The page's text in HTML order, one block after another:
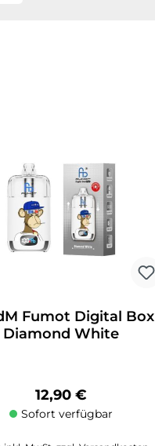
Fumot Digital Box
Diamond White
Regulärer Preis:
12,90 €
Sofort verfügbar